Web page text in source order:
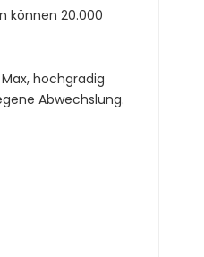
können 20.000
hochgradig
Abwechslung.